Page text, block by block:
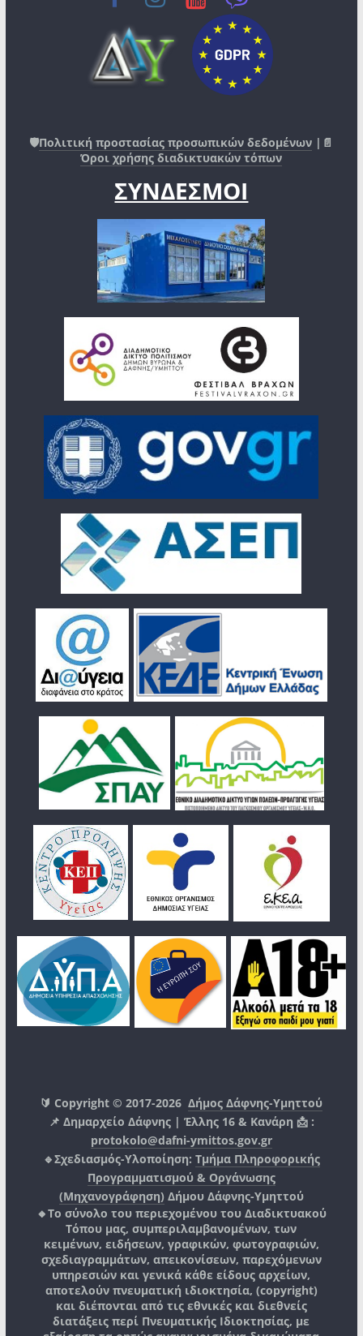
🛡️Πολιτική προστασίας προσωπικών δεδομένων |📄
Όροι χρήσης διαδικτυακών τόπων
ΣΥΝΔΕΣΜΟΙ
🔰 Copyright © 2017-2026Δήμος Δάφνης-Υμηττού
📌 Δημαρχείο Δάφνης | Έλλης 16 & Κανάρη 📩 :
protokolo@dafni-ymittos.gov.gr
🔹Σχεδιασμός-Υλοποίηση: Τμήμα Πληροφορικής
Προγραμματισμού & Οργάνωσης
(Μηχανογράφηση) Δήμου Δάφνης-Υμηττού
🔸Το σύνολο του περιεχομένου του Διαδικτυακού
Τόπου μας, συμπεριλαμβανομένων, των
κειμένων, ειδήσεων, γραφικών, φωτογραφιών,
σχεδιαγραμμάτων, απεικονίσεων, παρεχόμενων
υπηρεσιών και γενικά κάθε είδους αρχείων,
αποτελούν πνευματική ιδιοκτησία, (copyright)
και διέπονται από τις εθνικές και διεθνείς
διατάξεις περί Πνευματικής Ιδιοκτησίας, με